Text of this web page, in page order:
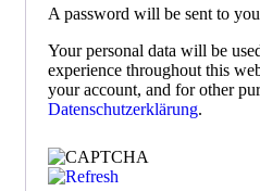
A password will be sent to
Your personal data will be
experience throughout this
your account, and for other
Datenschutzerklärung.